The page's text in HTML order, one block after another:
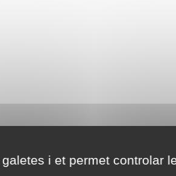
i et permet controlar